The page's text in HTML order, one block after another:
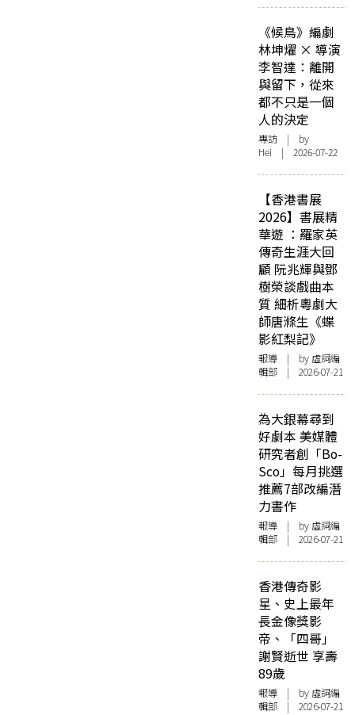
《候鳥》編劇
林坤燿 × 導演
李智達：離開
與留下，從來
都不只是一個
人的決定
專訪 | by
Hei | 2026-07-22
【香港書展
2026】書展精
華遊 ：羅家英
傳奇生涯大回
顧 阮兆輝與鄧
樹榮談戲曲本
質 細析粵劇大
師唐滌生《蝶
影紅梨記》
報導 | by 虛詞編
輯部 | 2026-07-21
為大銀幕尋到
好劇本 美媒體
研究者創「Bo-
Sco」每月挑選
推薦7部改編潛
力書作
報導 | by 虛詞編
輯部 | 2026-07-21
香港傳奇影
星、史上最年
長金像獎影
帝、「四哥」
謝賢逝世 享壽
89歲
報導 | by 虛詞編
輯部 | 2026-07-21